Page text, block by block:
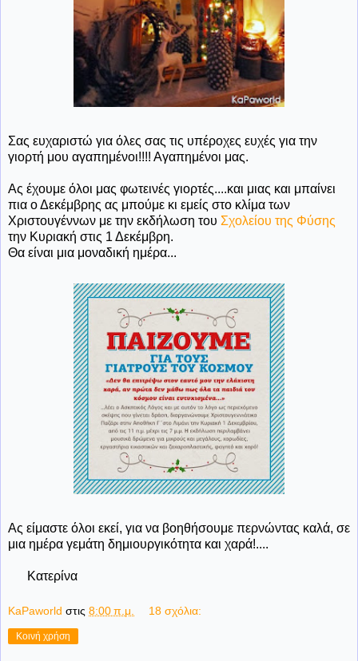
Σας ευχαριστώ για όλες σας τις υπέροχες ευχές για την
γιορτή μου αγαπημένοι!!!! Αγαπημένοι μας.
Ας έχουμε όλοι μας φωτεινές γιορτές....και μιας και μπαίνει
πια ο Δεκέμβρης ας μπούμε κι εμείς στο κλίμα των
Χριστουγέννων με την εκδήλωση του Σχολείου της Φύσης
την Κυριακή στις 1 Δεκέμβρη.
Θα είναι μια μοναδική ημέρα...
Ας είμαστε όλοι εκεί, για να βοηθήσουμε περνώντας καλά, σε
μια ημέρα γεμάτη δημιουργικότητα και χαρά!....
Κατερίνα
KaPaworld στις 8:00 π.μ. 18 σχόλια:
Κοινή χρήση